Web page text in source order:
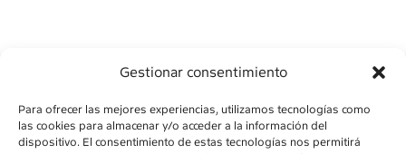
Gestionar consentimiento
Para ofrecer las mejores experiencias, utilizamos tecnologías como
las cookies para almacenar y/o acceder a la información del
dispositivo. El consentimiento de estas tecnologías nos permitirá